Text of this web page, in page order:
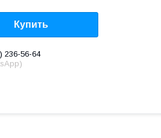
Купить
236-56-64